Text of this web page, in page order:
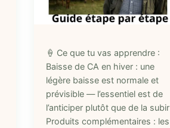
🍦 Ce que tu vas apprendre :
Baisse de CA en hiver : une
légère baisse est normale et
prévisible — l’essentiel est de
l’anticiper plutôt que de la subir
Produits complémentaires : les